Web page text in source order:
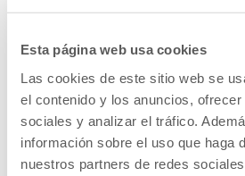
Esta página web usa cookies
Las cookies de este sitio web se
el contenido y los anuncios,
sociales y analizar el tráfico.
información sobre el uso que haga
nuestros partners de redes
Gipuzkoako farmazia
Jasangarrirako
lerrokatuta/La
alineada con los
Desarrollo Sostenible
Programak: